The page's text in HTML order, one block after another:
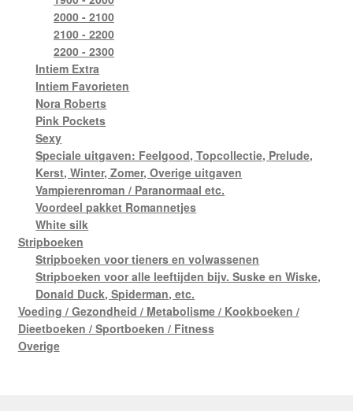
2000 - 2100
2100 - 2200
2200 - 2300
Intiem Extra
Intiem Favorieten
Nora Roberts
Pink Pockets
Sexy
Speciale uitgaven: Feelgood, Topcollectie, Prelude,
Kerst, Winter, Zomer, Overige uitgaven
Vampierenroman / Paranormaal etc.
Voordeel pakket Romannetjes
White silk
Stripboeken
Stripboeken voor tieners en volwassenen
Stripboeken voor alle leeftijden bijv. Suske en Wiske,
Donald Duck, Spiderman, etc.
Voeding / Gezondheid / Metabolisme / Kookboeken /
Dieetboeken / Sportboeken / Fitness
Overige